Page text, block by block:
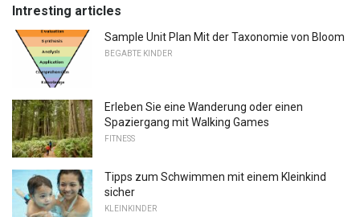
Intresting articles
Sample Unit Plan Mit der Taxonomie von Bloom
BEGABTE KINDER
Erleben Sie eine Wanderung oder einen
Spaziergang mit Walking Games
FITNESS
Tipps zum Schwimmen mit einem Kleinkind
sicher
KLEINKINDER